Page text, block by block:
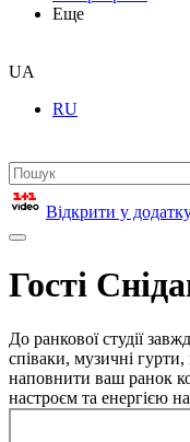
Еще
UA
RU
Відкрити у
Гості
До ранкової студії
співаки, музичні
наповнити ваш ранок
настроєм та енергією